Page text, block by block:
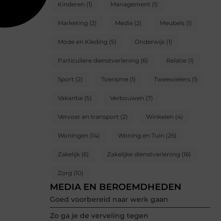
Kinderen (1) Management (1)
Marketing (2) Media (2) Meubels (1)
Mode en Kleding (5) Onderwijs (1)
Particuliere dienstverlening (6) Relatie (1)
Sport (2) Toerisme (1) Tweewielers (1)
Vakantie (5) Verbouwen (7)
Vervoer en transport (2) Winkelen (4)
Woningen (14) Woning en Tuin (26)
Zakelijk (6) Zakelijke dienstverlening (16)
Zorg (10)
MEDIA EN BEROEMDHEDEN
Goed voorbereid naar werk gaan
Zo ga je de verveling tegen